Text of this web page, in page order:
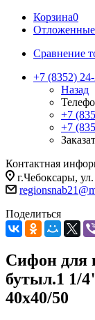
Корзина0
Отложенные
Сравнение
+7 (8352)
Назад
+7
+7
Контактная
г.Чебоксары,
Поделиться
Сифон для
бутыл.1 1/
40х40/50